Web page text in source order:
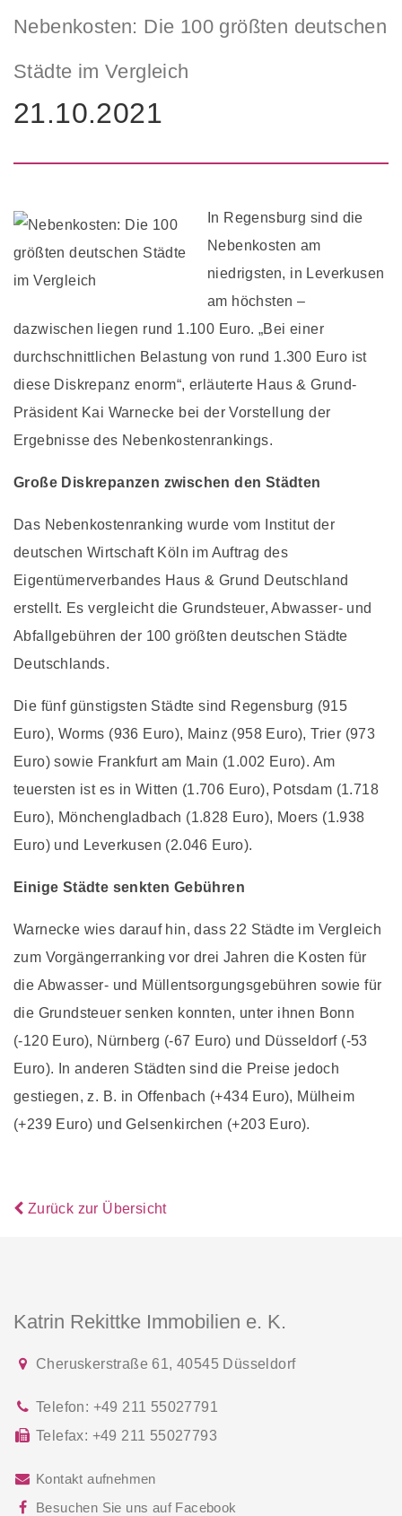
Nebenkosten: Die 100 größten deutschen
Städte im Vergleich
21.10.2021
In Regensburg sind die
Nebenkosten am
niedrigsten, in Leverkusen
am höchsten –
dazwischen liegen rund 1.100 Euro. „Bei einer
durchschnittlichen Belastung von rund 1.300 Euro ist
diese Diskrepanz enorm“, erläuterte Haus & Grund-
Präsident Kai Warnecke bei der Vorstellung der
Ergebnisse des Nebenkostenrankings.
Große Diskrepanzen zwischen den Städten
Das Nebenkostenranking wurde vom Institut der
deutschen Wirtschaft Köln im Auftrag des
Eigentümerverbandes Haus & Grund Deutschland
erstellt. Es vergleicht die Grundsteuer, Abwasser- und
Abfallgebühren der 100 größten deutschen Städte
Deutschlands.
Die fünf günstigsten Städte sind Regensburg (915
Euro), Worms (936 Euro), Mainz (958 Euro), Trier (973
Euro) sowie Frankfurt am Main (1.002 Euro). Am
teuersten ist es in Witten (1.706 Euro), Potsdam (1.718
Euro), Mönchengladbach (1.828 Euro), Moers (1.938
Euro) und Leverkusen (2.046 Euro).
Einige Städte senkten Gebühren
Warnecke wies darauf hin, dass 22 Städte im Vergleich
zum Vorgängerranking vor drei Jahren die Kosten für
die Abwasser- und Müllentsorgungsgebühren sowie für
die Grundsteuer senken konnten, unter ihnen Bonn
(-120 Euro), Nürnberg (-67 Euro) und Düsseldorf (-53
Euro). In anderen Städten sind die Preise jedoch
gestiegen, z. B. in Offenbach (+434 Euro), Mülheim
(+239 Euro) und Gelsenkirchen (+203 Euro).
Zurück zur Übersicht
Katrin Rekittke Immobilien e. K.
Cheruskerstraße 61, 40545 Düsseldorf
Telefon: +49 211 55027791
Telefax: +49 211 55027793
Kontakt aufnehmen
Besuchen Sie uns auf Facebook